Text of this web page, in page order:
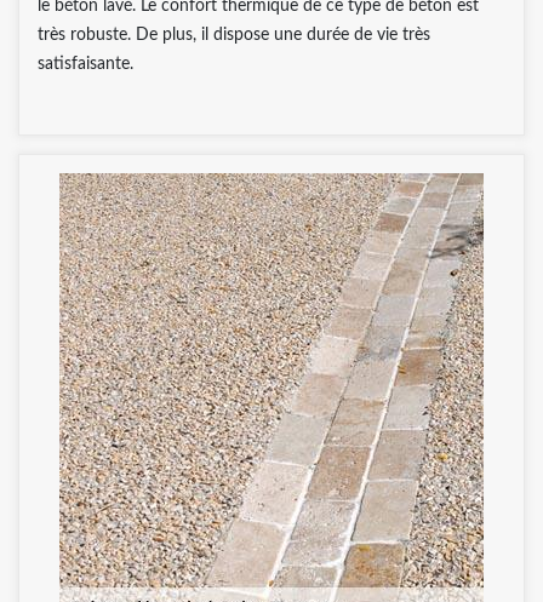
le béton lavé. Le confort thermique de ce type de béton est
très robuste. De plus, il dispose une durée de vie très
satisfaisante.